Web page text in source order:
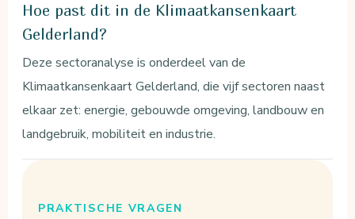
Hoe past dit in de Klimaatkansenkaart
Gelderland?
Deze sectoranalyse is onderdeel van de
Klimaatkansenkaart Gelderland, die vijf sectoren naast
elkaar zet: energie, gebouwde omgeving, landbouw en
landgebruik, mobiliteit en industrie.
PRAKTISCHE VRAGEN